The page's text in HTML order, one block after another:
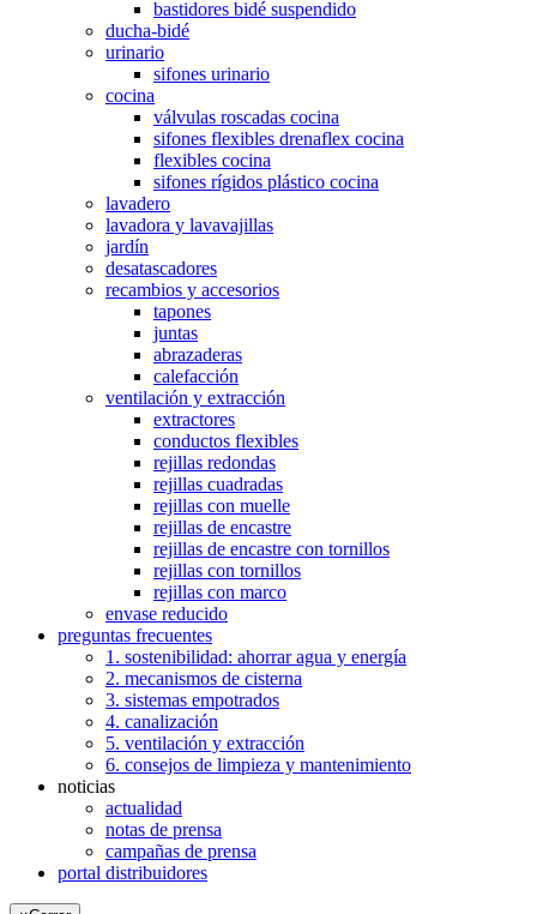
bastidores bidé suspendido
ducha-bidé
urinario
sifones urinario
cocina
válvulas roscadas cocina
sifones flexibles drenaflex cocina
flexibles cocina
sifones rígidos plástico cocina
lavadero
lavadora y lavavajillas
jardín
desatascadores
recambios y accesorios
tapones
juntas
abrazaderas
calefacción
ventilación y extracción
extractores
conductos flexibles
rejillas redondas
rejillas cuadradas
rejillas con muelle
rejillas de encastre
rejillas de encastre con tornillos
rejillas con tornillos
rejillas con marco
envase reducido
preguntas frecuentes
1. sostenibilidad: ahorrar agua y energía
2. mecanismos de cisterna
3. sistemas empotrados
4. canalización
5. ventilación y extracción
6. consejos de limpieza y mantenimiento
noticias
actualidad
notas de prensa
campañas de prensa
portal distribuidores